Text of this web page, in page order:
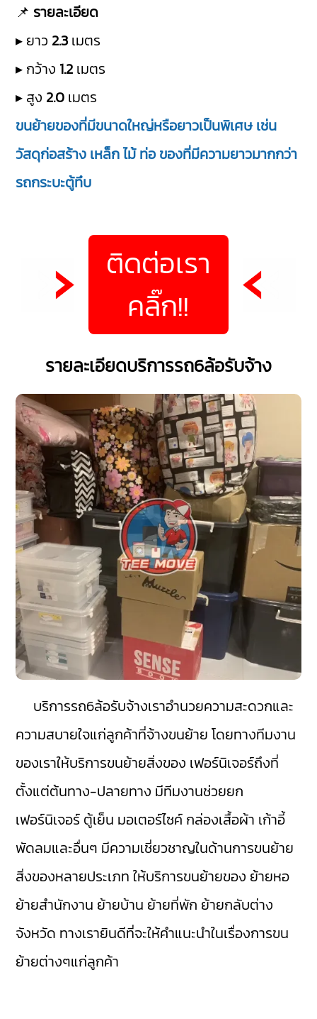
📌 รายละเอียด
▸ ยาว 2.3 เมตร
▸ กว้าง 1.2 เมตร
▸ สูง 2.0 เมตร
ขนย้ายของที่มีขนาดใหญ่หรือยาวเป็นพิเศษ เช่น
วัสดุก่อสร้าง เหล็ก ไม้ ท่อ ของที่มีความยาวมากกว่า
รถกระบะตู้ทึบ
ติดต่อเรา
คลิ๊ก!!
รายละเอียดบริการรถ6ล้อรับจ้าง
บริการรถ6ล้อรับจ้างเราอำนวยความสะดวกและ
ความสบายใจแก่ลูกค้าที่จ้างขนย้าย โดยทางทีมงาน
ของเราให้บริการขนย้ายสิ่งของ เฟอร์นิเจอร์ถึงที่
ตั้งแต่ต้นทาง-ปลายทาง มีทีมงานช่วยยก
เฟอร์นิเจอร์ ตู้เย็น มอเตอร์ไซค์ กล่องเสื้อผ้า เก้าอี้
พัดลมและอื่นๆ มีความเชี่ยวชาญในด้านการขนย้าย
สิ่งของหลายประเภท ให้บริการขนย้ายของ ย้ายหอ
ย้ายสำนักงาน ย้ายบ้าน ย้ายที่พัก ย้ายกลับต่าง
จังหวัด ทางเรายินดีที่จะให้คำแนะนำในเรื่องการขน
ย้ายต่างๆแก่ลูกค้า